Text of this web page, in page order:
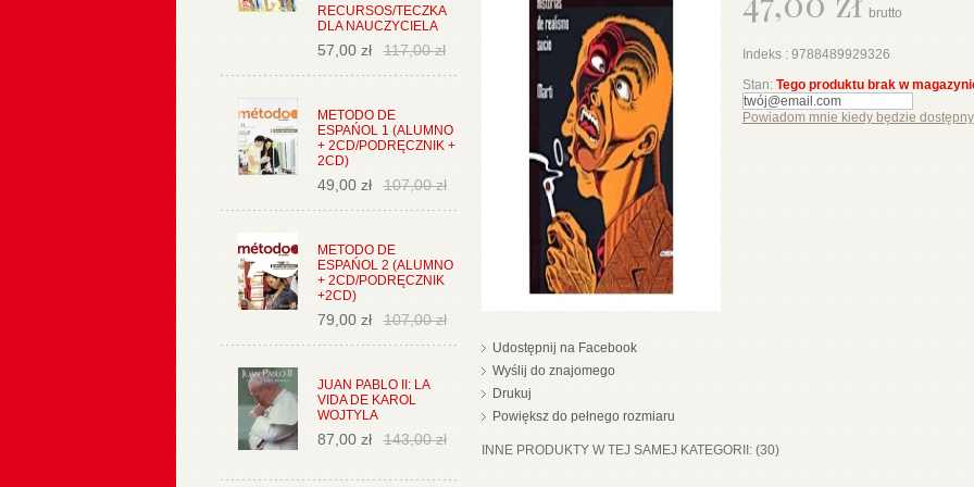
RECURSOS/TECZKA
DLA NAUCZYCIELA
57,00 zł 117,00 zł
METODO DE
ESPAŃOL 1 (ALUMNO
+ 2CD/PODRĘCZNIK +
2CD)
49,00 zł 107,00 zł
METODO DE
ESPAŃOL 2 (ALUMNO
+ 2CD/PODRĘCZNIK
+2CD)
79,00 zł 107,00 zł
JUAN PABLO II: LA
VIDA DE KAROL
WOJTYLA
87,00 zł 143,00 zł
Udostępnij na Facebook
Wyślij do znajomego
Drukuj
Powiększ do pełnego rozmiaru
brutto
Indeks : 9788489929326
Stan: Tego produktu brak w
Powiadom mnie kiedy będzie dostępny
INNE PRODUKTY W TEJ SAMEJ KATEGORII: (30)